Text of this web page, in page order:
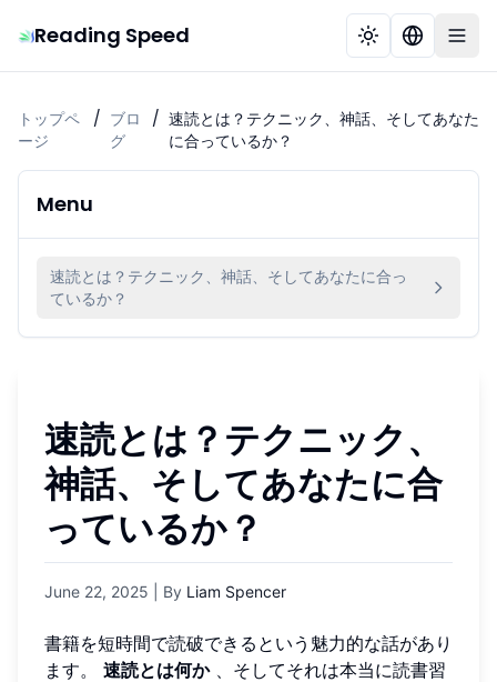
Reading Speed
トップペ
ージ
/ ブロ
グ
/ 速読とは？テクニック、神話、そしてあなた
に合っているか？
Menu
速読とは？テクニック、神話、そしてあなたに合っ
ているか？
速読とは？テクニック、
神話、そしてあなたに合
っているか？
June 22, 2025 | By Liam Spencer
書籍を短時間で読破できるという魅力的な話があり
ます。 速読とは何か、そしてそれは本当に読書習